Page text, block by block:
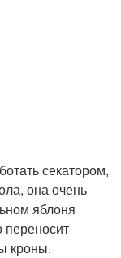
секатором,
она очень
яблоня
переносит
кроны.